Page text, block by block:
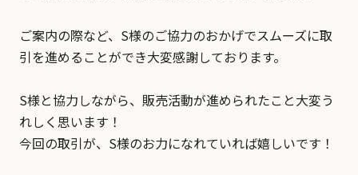
ご案内の際など、S様のご協力のおかげでスムーズに取
引を進めることができ大変感謝しております。
S様と協力しながら、販売活動が進められたこと大変う
れしく思います！
今回の取引が、S様のお力になれていれば嬉しいです！